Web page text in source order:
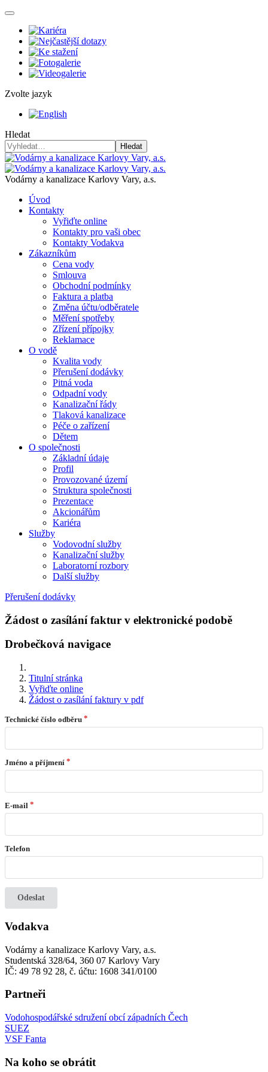
Zvolte jazyk
Hledat
Hledat
Vodárny a kanalizace Karlovy Vary, a.s.
Úvod
Kontakty
Vyřiďte online
Kontakty pro vaši obec
Kontakty Vodakva
Zákazníkům
Cena vody
Smlouva
Obchodní podmínky
Faktura a platba
Změna účtu/odběratele
Měření spotřeby
Zřízení přípojky
Reklamace
O vodě
Kvalita vody
Přerušení dodávky
Pitná voda
Odpadní vody
Kanalizační řády
Tlaková kanalizace
Péče o zařízení
Dětem
O společnosti
Základní údaje
Profil
Provozované území
Struktura společnosti
Prezentace
Akcionářům
Kariéra
Služby
Vodovodní služby
Kanalizační služby
Laboratorní rozbory
Další služby
Přerušení dodávky
Žádost o zasílání faktur v elektronické podobě
Drobečková navigace
Titulní stránka
Vyřiďte online
Žádost o zasílání faktury v pdf
Technické číslo odběru
Jméno a příjmení
E-mail
Telefon
Odeslat
Vodakva
Vodárny a kanalizace Karlovy Vary, a.s.
Studentská 328/64, 360 07 Karlovy Vary
IČ: 49 78 92 28, č. účtu: 1608 341/0100
Partneři
Vodohospodářské sdružení obcí západních Čech
SUEZ
VSF Fanta
Na koho se obrátit